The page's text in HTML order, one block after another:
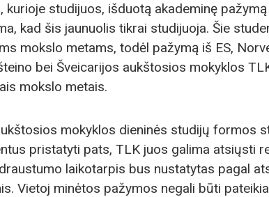
kurioje studijuos, išduotą akademinę
kad šis jaunuolis tikrai studijuoja. Šie
mokslo metams, todėl pažymą iš ES,
bei Šveicarijos aukštosios mokyklos
mokslo metais.
mokyklos dieninės studijų formos
pristatyti pats, TLK juos galima atsiųsti
laikotarpis bus nustatytas pagal
Vietoj minėtos pažymos negali būti